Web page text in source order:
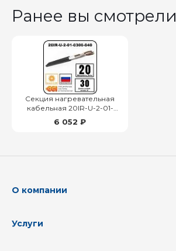
Ранее вы смотрели
Секция нагревательная
кабельная 20IR-U-2-01-
0300-040
6 052 ₽
О компании
Услуги